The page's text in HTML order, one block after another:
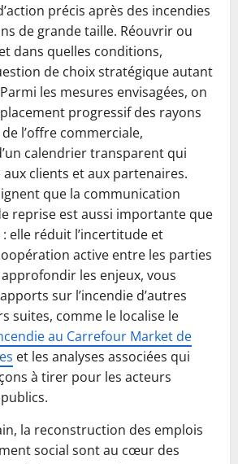
précis après des incendies
de grande taille. Réouvrir ou
dans quelles conditions,
de choix stratégique autant
les mesures envisagées, on
progressif des rayons
l’offre commerciale,
calendrier transparent qui
clients et aux partenaires.
que la communication
reprise est aussi importante que
elle réduit l’incertitude et
active entre les parties
les enjeux, vous
sur l’incendie d’autres
suites, comme le localise le
au Carrefour Market de
et les analyses associées qui
à tirer pour les acteurs
la reconstruction des emplois
social sont au cœur des